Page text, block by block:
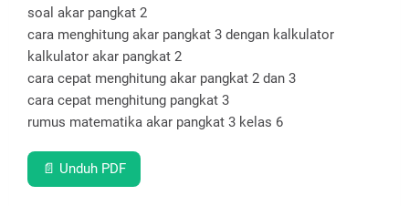
soal akar pangkat 2
cara menghitung akar pangkat 3 dengan kalkulator
kalkulator akar pangkat 2
cara cepat menghitung akar pangkat 2 dan 3
cara cepat menghitung pangkat 3
rumus matematika akar pangkat 3 kelas 6
📄 Unduh PDF